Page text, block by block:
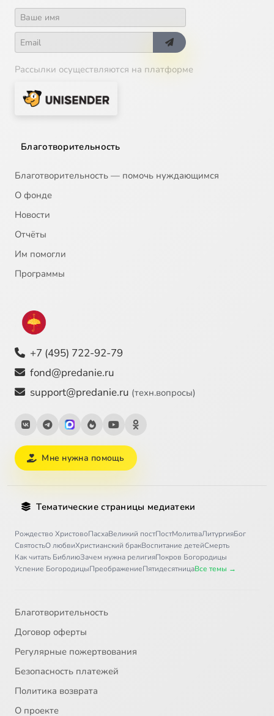
Рассылки осуществляются на платформе
Благотворительность
Благотворительность — помочь нуждающимся
О фонде
Новости
Отчёты
Им помогли
Программы
+7 (495) 722-92-79
fond@predanie.ru
support@predanie.ru (техн.вопросы)
Мне нужна помощь
Тематические страницы медиатеки
Рождество ХристовоПасхаВеликий постПостМолитваЛитургияБог
СвятостьО любвиХристианский бракВоспитание детейСмерть
Как читать БиблиюЗачем нужна религияПокров Богородицы
Успение БогородицыПреображениеПятидесятницаВсе темы →
Благотворительность
Договор оферты
Регулярные пожертвования
Безопасность платежей
Политика возврата
О проекте